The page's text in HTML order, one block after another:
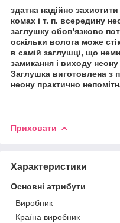
здатна надійно
комах і т. п. всередину
заглушку обов'язково
оскільки волога може
в самій заглушці, що
замикання і виходу неону
Заглушка виготовлена з
неону практично
Приховати
Характеристики
Основні атрибути
Виробник
Країна виробник